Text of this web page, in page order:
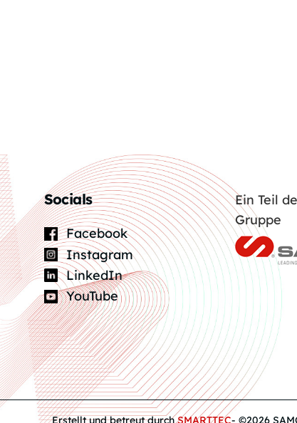
Socials
Facebook
Instagram
LinkedIn
YouTube
Ein Teil
Gruppe
Erstellt und betreut durchSMARTTEC- ©2026